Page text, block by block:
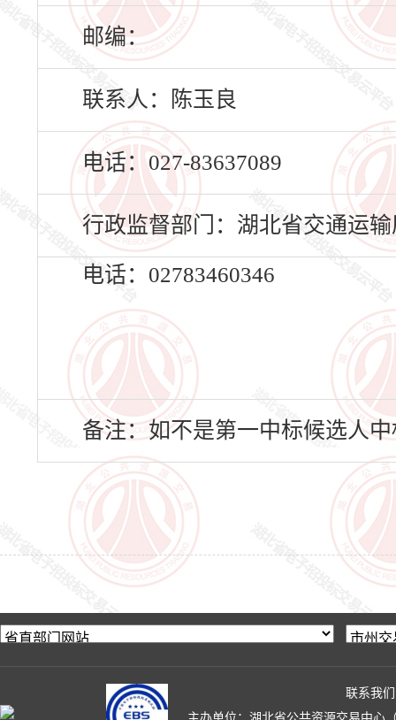
邮编：
联系人：陈玉良
电话：027-83637089
行政监督部门：湖北省交通运输
电话：02783460346
备注：如不是第一中标候选人
联系我们